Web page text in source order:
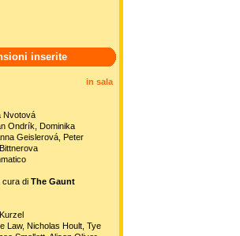
inserite
in sala
Nvotová
Ondrík, Dominika
Geislerová, Peter
cura di The Gaunt
Law, Nicholas Hoult, Tye